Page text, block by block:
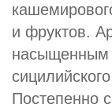
и фруктов.
насыщенным
Постепенно